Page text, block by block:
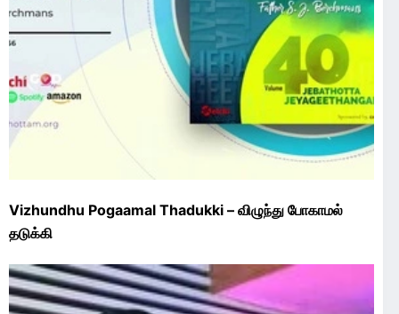
Vizhundhu Pogaamal Thadukki – விழுந்து போகாமல்
தடுக்கி